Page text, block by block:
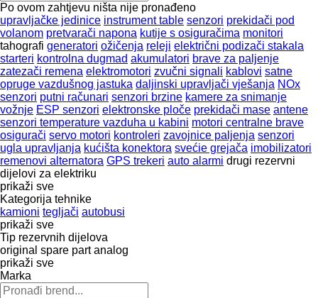
Po ovom zahtjevu ništa nije pronađeno
upravljačke jedinice instrument table senzori prekidači pod
volanom pretvarači napona kutije s osiguračima monitori
tahografi generatori ožičenja releji električni podizači stakala
starteri kontrolna dugmad akumulatori brave za paljenje
zatezači remena elektromotori zvučni signali kablovi satne
opruge vazdušnog jastuka daljinski upravljači vješanja NOx
senzori putni računari senzori brzine kamere za snimanje
vožnje ESP senzori elektronske ploče prekidači mase antene
senzori temperature vazduha u kabini motori centralne brave
osigurači servo motori kontroleri zavojnice paljenja senzori
ugla upravljanja kućišta konektora svećie grejača imobilizatori
remenovi alternatora GPS trekeri auto alarmi drugi rezervni
dijelovi za elektriku
prikaži sve
Kategorija tehnike
kamioni tegljači autobusi
prikaži sve
Tip rezervnih dijelova
original spare part analog
prikaži sve
Marka